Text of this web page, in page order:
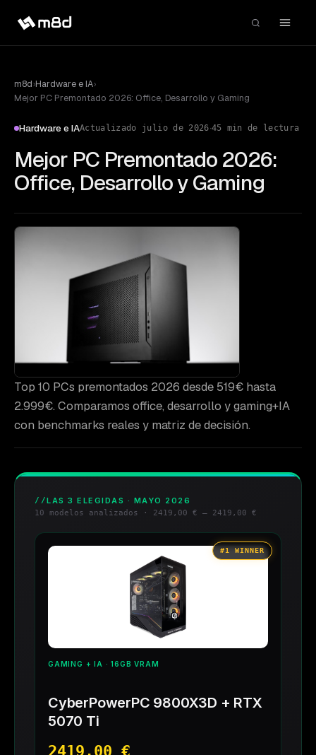
m8d›Hardware e IA›
Mejor PC Premontado 2026: Office, Desarrollo y Gaming
Hardware e IAActualizado julio de 2026·45 min de lectura
Mejor PC Premontado 2026:
Office, Desarrollo y Gaming
Top 10 PCs premontados 2026 desde 519€ hasta
2.999€. Comparamos office, desarrollo y gaming+IA
con benchmarks reales y matriz de decisión.
LAS 3 ELEGIDAS · MAYO 2026
10 modelos analizados · 2419,00 € – 2419,00 €
#1 WINNER
GAMING + IA · 16GB VRAM
CyberPowerPC 9800X3D + RTX
5070 Ti
2419,00 €